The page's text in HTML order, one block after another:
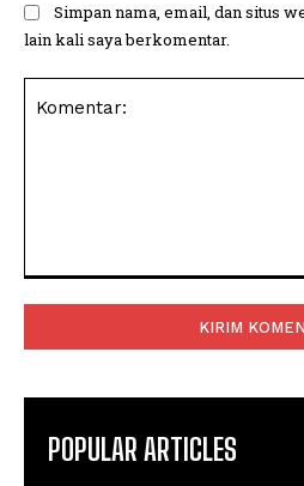
Simpan nama, email, dan situs
lain kali saya berkomentar.
POPULAR ARTICLES